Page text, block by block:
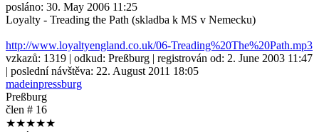
posláno: 30. May 2006 11:25
Loyalty - Treading the Path (skladba k MS v Nemecku)
http://www.loyaltyengland.co.uk/06-Treading%20The%20Path.mp3
vzkazů: 1319 | odkud: Preßburg | registrován od: 2. June 2003 11:47
| poslední návštěva: 22. August 2011 18:05
madeinpressburg
Preßburg
člen # 16
★★★★★